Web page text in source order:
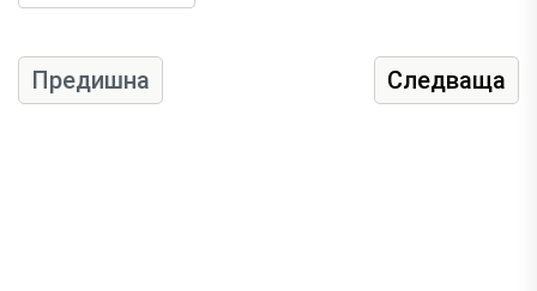
Предишна Следваща